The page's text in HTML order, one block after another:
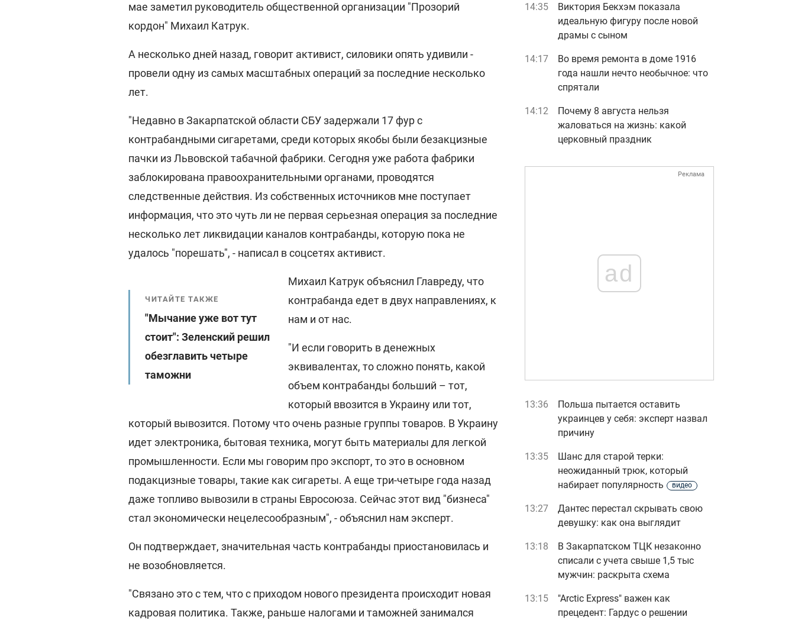
мае заметил руководитель общественной организации "Прозорий
кордон" Михаил Катрук.
А несколько дней назад, говорит активист, силовики опять удивили -
провели одну из самых масштабных операций за последние несколько
лет.
"Недавно в Закарпатской области СБУ задержали 17 фур с
контрабандными сигаретами, среди которых якобы были безакцизные
пачки из Львовской табачной фабрики. Сегодня уже работа фабрики
заблокирована правоохранительными органами, проводятся
следственные действия. Из собственных источников мне поступает
информация, что это чуть ли не первая серьезная операция за последние
несколько лет ликвидации каналов контрабанды, которую пока не
удалось "порешать", - написал в соцсетях активист.
ЧИТАЙТЕ ТАКЖЕ
"Мычание уже вот тут
стоит": Зеленский решил
обезглавить четыре
таможни
Михаил Катрук объяснил Главреду, что
контрабанда едет в двух направлениях, к
нам и от нас.
"И если говорить в денежных
эквивалентах, то сложно понять, какой
объем контрабанды больший – тот,
который ввозится в Украину или тот,
который вывозится. Потому что очень разные группы товаров. В Украину
идет электроника, бытовая техника, могут быть материалы для легкой
промышленности. Если мы говорим про экспорт, то это в основном
подакцизные товары, такие как сигареты. А еще три-четыре года назад
даже топливо вывозили в страны Евросоюза. Сейчас этот вид "бизнеса"
стал экономически нецелесообразным", - объяснил нам эксперт.
Он подтверждает, значительная часть контрабанды приостановилась и
не возобновляется.
"Связано это с тем, что с приходом нового президента происходит новая
кадровая политика. Также, раньше налогами и таможней занимался
14:35
Виктория Бекхэм показала
идеальную фигуру после новой
драмы с сыном
14:17
Во время ремонта в доме 1916
года нашли нечто необычное: что
спрятали
14:12
Почему 8 августа нельзя
жаловаться на жизнь: какой
церковный праздник
Реклама
ad
13:36
Польша пытается оставить
украинцев у себя: эксперт назвал
причину
13:35
Шанс для старой терки:
неожиданный трюк, который
набирает популярность
видео
13:27
Дантес перестал скрывать свою
девушку: как она выглядит
13:18
В Закарпатском ТЦК незаконно
списали с учета свыше 1,5 тыс
мужчин: раскрыта схема
13:15
"Arctic Express" важен как
прецедент: Гардус о решении